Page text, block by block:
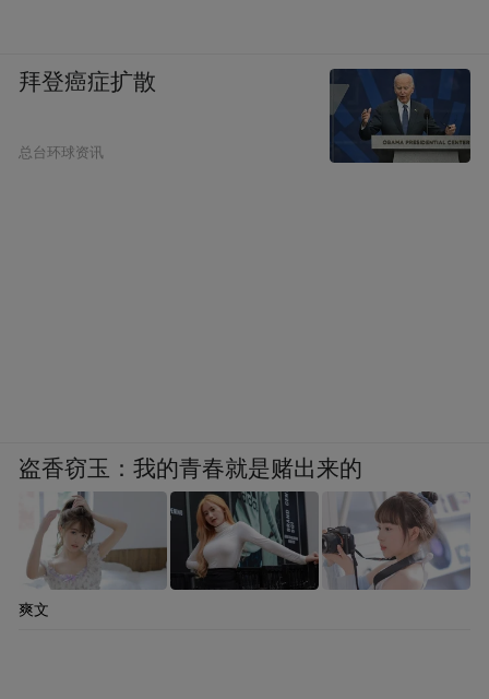
拜登癌症扩散
总台环球资讯
盗香窃玉：我的青春就是赌出来的
爽文